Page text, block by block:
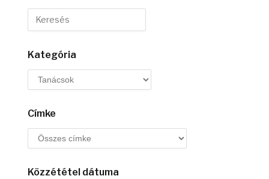
Kategória
Címke
Közzététel dátuma